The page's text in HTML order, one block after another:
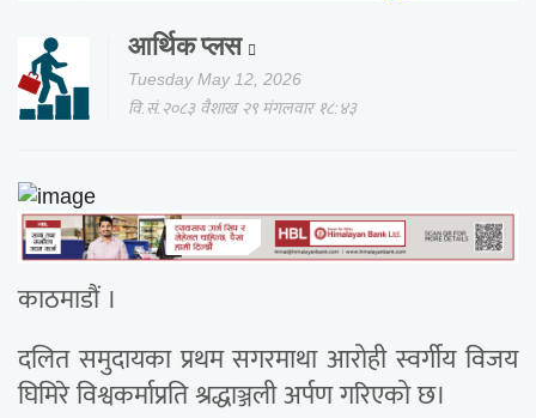
आर्थिक प्लस
Tuesday May 12, 2026
वि.सं.२०८३ वैशाख २९ मंगलवार १८:४३
काठमाडौं ।
दलित समुदायका प्रथम सगरमाथा आरोही स्वर्गीय विजय
घिमिरे विश्वकर्माप्रति श्रद्धाञ्जली अर्पण गरिएको छ।